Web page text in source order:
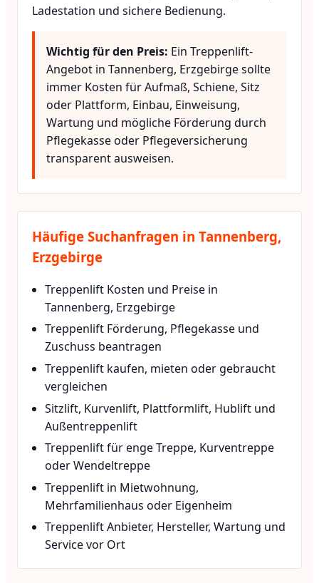
Ladestation und sichere Bedienung.
Wichtig für den Preis: Ein Treppenlift-
Angebot in Tannenberg, Erzgebirge sollte
immer Kosten für Aufmaß, Schiene, Sitz
oder Plattform, Einbau, Einweisung,
Wartung und mögliche Förderung durch
Pflegekasse oder Pflegeversicherung
transparent ausweisen.
Häufige Suchanfragen in Tannenberg,
Erzgebirge
Treppenlift Kosten und Preise in
Tannenberg, Erzgebirge
Treppenlift Förderung, Pflegekasse und
Zuschuss beantragen
Treppenlift kaufen, mieten oder gebraucht
vergleichen
Sitzlift, Kurvenlift, Plattformlift, Hublift und
Außentreppenlift
Treppenlift für enge Treppe, Kurventreppe
oder Wendeltreppe
Treppenlift in Mietwohnung,
Mehrfamilienhaus oder Eigenheim
Treppenlift Anbieter, Hersteller, Wartung und
Service vor Ort